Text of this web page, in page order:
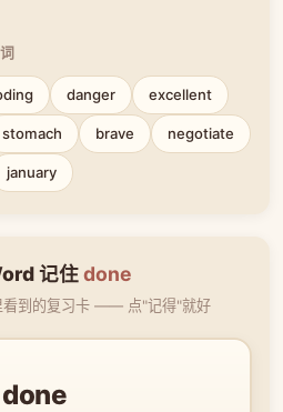
danger excellent
stomach brave negotiate
january
记住done
看到的复习卡 —— 点"记得"就好
done